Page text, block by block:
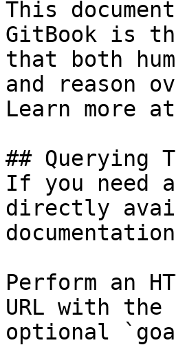
This
GitBook is
that both
and reason
Learn more
## Querying
If you need
directly
Perform an
URL with
optional